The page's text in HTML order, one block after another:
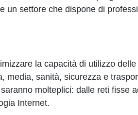
un settore che dispone di
la capacità di utilizzo
media, sanità, sicurezza e
molteplici: dalle reti fisse
Internet.